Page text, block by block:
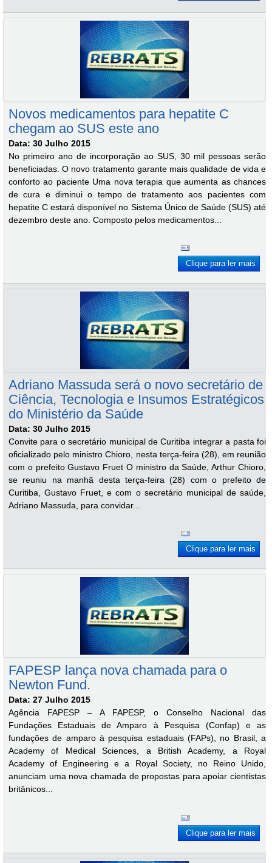
Novos medicamentos para hepatite C
chegam ao SUS este ano
Data: 30 Julho 2015
No primeiro ano de incorporação ao SUS, 30 mil pessoas serão
beneficiadas. O novo tratamento garante mais qualidade de vida e
conforto ao paciente Uma nova terapia que aumenta as chances
de cura e diminui o tempo de tratamento aos pacientes com
hepatite C estará disponível no Sistema Único de Saúde (SUS) até
dezembro deste ano. Composto pelos medicamentos...
Clique para ler mais
Adriano Massuda será o novo secretário de
Ciência, Tecnologia e Insumos Estratégicos
do Ministério da Saúde
Data: 30 Julho 2015
Convite para o secretário municipal de Curitiba integrar a pasta foi
oficializado pelo ministro Chioro, nesta terça-feira (28), em reunião
com o prefeito Gustavo Fruet O ministro da Saúde, Arthur Chioro,
se reuniu na manhã desta terça-feira (28) com o prefeito de
Curitiba, Gustavo Fruet, e com o secretário municipal de saúde,
Adriano Massuda, para convidar...
Clique para ler mais
FAPESP lança nova chamada para o
Newton Fund.
Data: 27 Julho 2015
Agência FAPESP – A FAPESP, o Conselho Nacional das
Fundações Estaduais de Amparo à Pesquisa (Confap) e as
fundações de amparo à pesquisa estaduais (FAPs), no Brasil, a
Academy of Medical Sciences, a British Academy, a Royal
Academy of Engineering e a Royal Society, no Reino Unido,
anunciam uma nova chamada de propostas para apoiar cientistas
britânicos...
Clique para ler mais